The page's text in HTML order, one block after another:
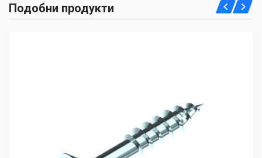
Подобни продукти